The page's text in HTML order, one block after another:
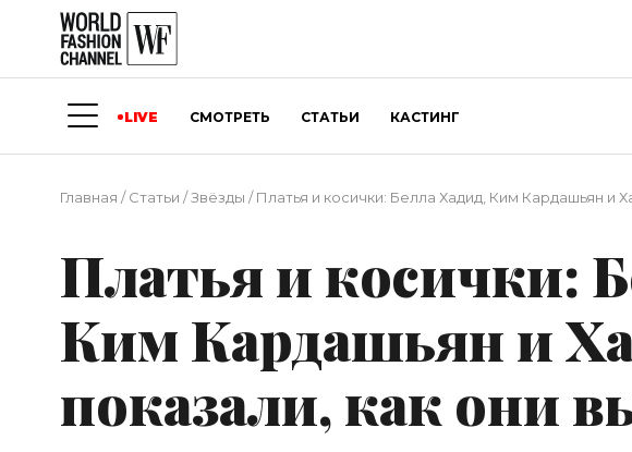
LIVE СМОТРЕТЬ СТАТЬИ КАСТИНГ
Главная /Статьи /Звёзды /Платья и косички: Белла Хадид, Ким Кардашьян и
Платья и косички:
Ким Кардашьян и
показали, как они